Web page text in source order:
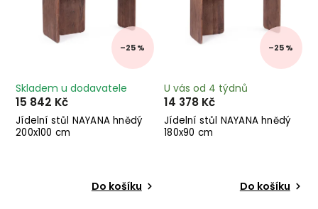
–25 %
Jídelní stůl NAYANA hnědý
200x100 cm
Skladem u dodavatele
15 842 Kč
Do košíku
–25 %
Jídelní stůl NAYANA hnědý
180x90 cm
U vás od 4 týdnů
14 378 Kč
Do košíku